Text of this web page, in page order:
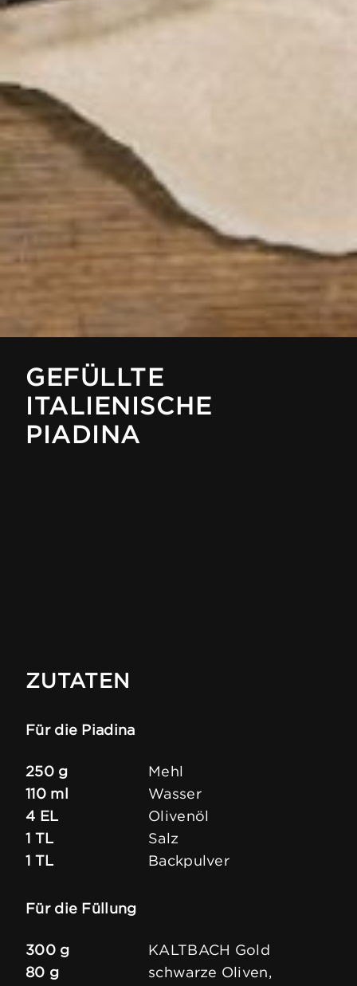
GEFÜLLTE
ITALIENISCHE
PIADINA
ZUTATEN
Für die Piadina
250 g
Mehl
110 ml
Wasser
4 EL
Olivenöl
1 TL
Salz
1 TL
Backpulver
Für die Füllung
300 g
KALTBACH Gold
80 g
schwarze Oliven,